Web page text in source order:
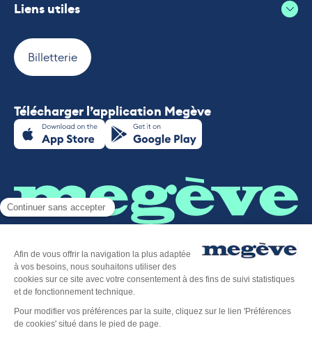
Liens utiles
Billetterie
Télécharger l’application Megève
Plan du site -Mentions légales-
Politique de confidentialité-Déclaration d’accessibilité
Megève tourisme
Ce site est protégé par reCAPTCHA. Les